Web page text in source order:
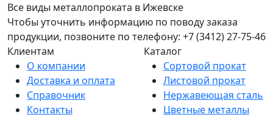
Все виды металлопроката в Ижевске
Чтобы уточнить информацию по поводу заказа
продукции, позвоните по телефону: +7 (3412) 27-75-46
Клиентам
О компании
Доставка и оплата
Справочник
Контакты
Каталог
Сортовой прокат
Листовой прокат
Нержавеющая сталь
Цветные металлы